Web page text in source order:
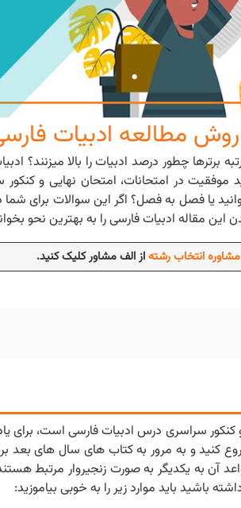
چطور درصد ادبیات را بالا میزنند؟
موفقیت در امتحانات، امتحان نهایی و
یا فصل به فصل؟ اگر این سوالات برای
مقاله ادبیات فارسی را به بهترین نحو
مشاوره انتخاب رشتهاز الف مشاور کلیک کنید.
کنکور سراسری درس ادبیات فارسی است، برای
کنید و به مرور به کتاب های سال های بعد
آن به یکدیگر به صورت زنجیروار مرتبط
باشید باید موارد زیر را به خوبی بیاموزید: